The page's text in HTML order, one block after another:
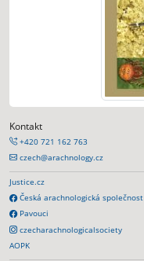
Kontakt
+420 721 162 763
czech@arachnology.cz
Justice.cz
Česká arachnologická společnost
Pavouci
czecharachnologicalsociety
AOPK